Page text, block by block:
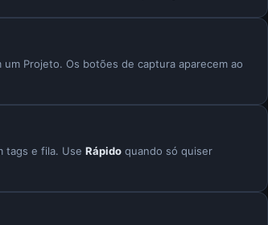
Projeto. Os botões de captura aparecem ao
tags e fila. Use Rápido quando só quiser